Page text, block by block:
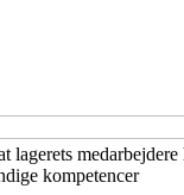
lagerets medarbejdere
kompetencer